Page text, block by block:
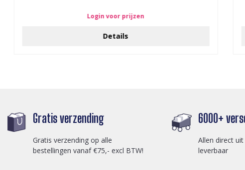
Login voor prijzen
Details
Gratis verzending
Gratis verzending op alle
bestellingen vanaf €75,- excl BTW!
6000+
Allen direct
leverbaar